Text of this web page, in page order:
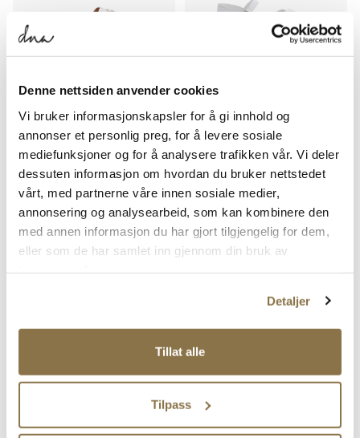
Denne nettsiden anvender cookies
Vi bruker informasjonskapsler for å gi innhold og
annonser et personlig preg, for å levere sosiale
mediefunksjoner og for å analysere trafikken vår. Vi deler
dessuten informasjon om hvordan du bruker nettstedet
vårt, med partnerne våre innen sosiale medier,
annonsering og analysearbeid, som kan kombinere den
med annen informasjon du har gjort tilgjengelig for dem,
eller som de har samlet inn gjennom din bruk av
Detaljer
Tillat alle
Tilpass
STOCKHOLM DESIGN GROUP
Slip-in skinnsandal
Rabattert
pris
Pris
839,-
Ordinær
pris
Pris
Ordinær pris1 199,-
STOCKHOLM DESIGN GROUP
Myk skinnsandal
Rabattert
pris
Pris
499,-
Ordinær
pris
Pris
Ordinær pris999,-
STOCKHOLM DESIGN GROUP
STOCKHOLM DESIGN GROUP
Slip-in skinnsandal